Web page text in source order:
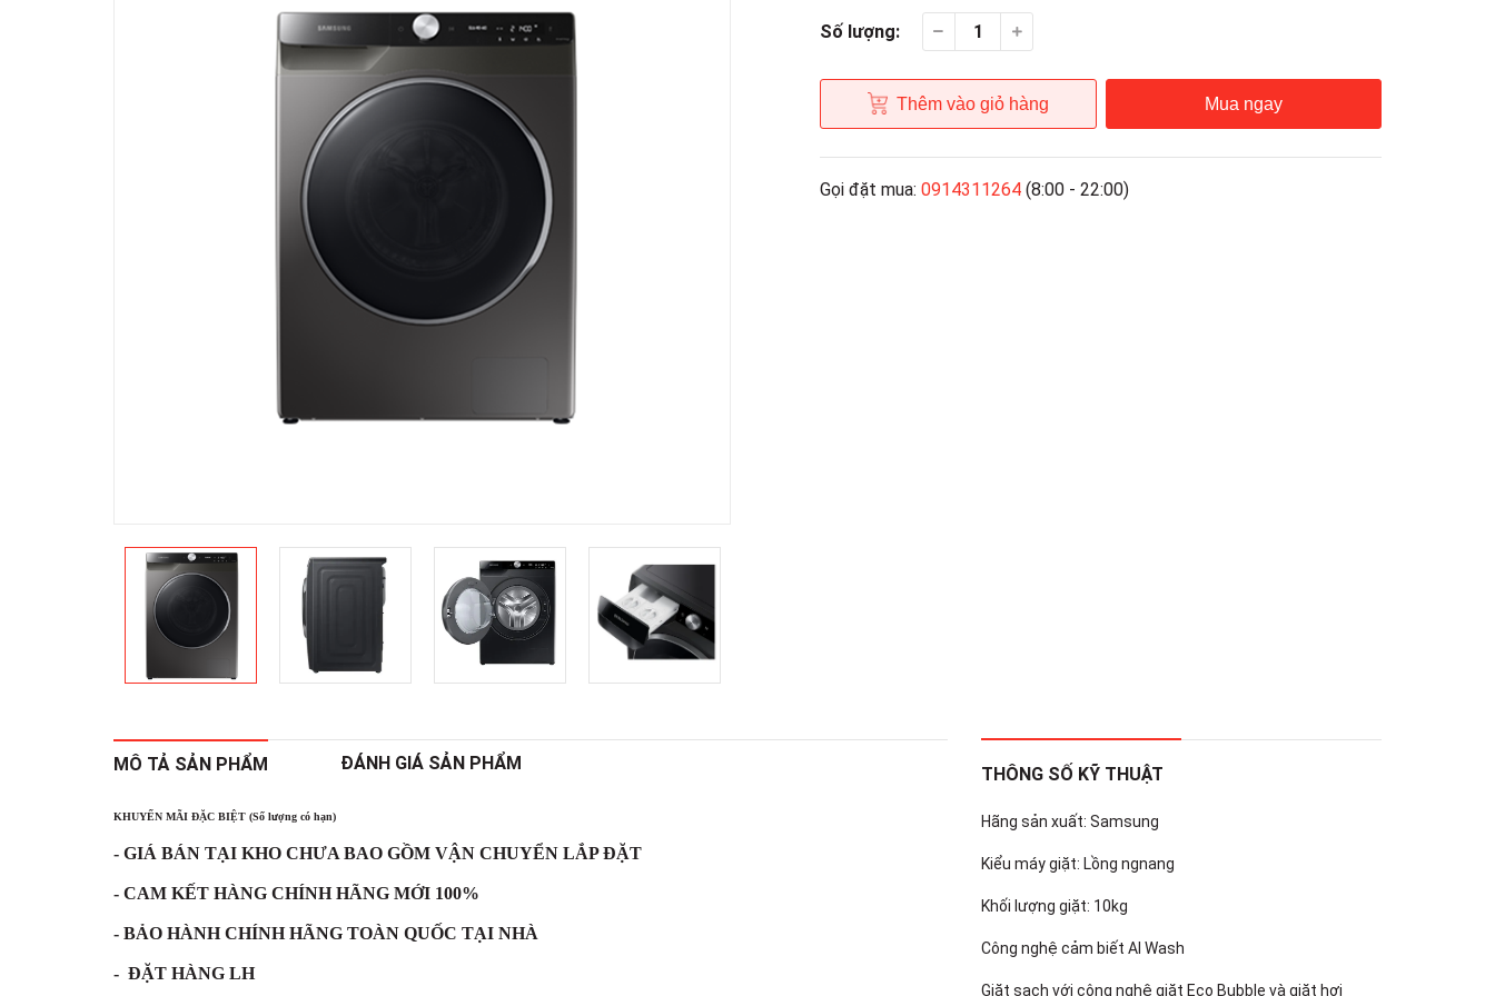
Số lượng:
Thêm vào giỏ hàng Mua ngay
Gọi đặt mua: 0914311264 (8:00 - 22:00)
MÔ TẢ SẢN PHẨM ĐÁNH GIÁ SẢN PHẨM
KHUYẾN MÃI ĐẶC BIỆT (Số lượng có hạn)
- GIÁ BÁN TẠI KHO CHƯA BAO GỒM VẬN CHUYỂN LẮP ĐẶT
- CAM KẾT HÀNG CHÍNH HÃNG MỚI 100%
- BẢO HÀNH CHÍNH HÃNG TOÀN QUỐC TẠI NHÀ
- ĐẶT HÀNG LH
THÔNG SỐ KỸ THUẬT
Hãng sản xuất: Samsung
Kiểu máy giặt: Lồng ngnang
Khối lượng giặt: 10kg
Công nghệ cảm biết AI Wash
Giặt sạch với công nghệ giặt Eco Bubble và giặt hơi